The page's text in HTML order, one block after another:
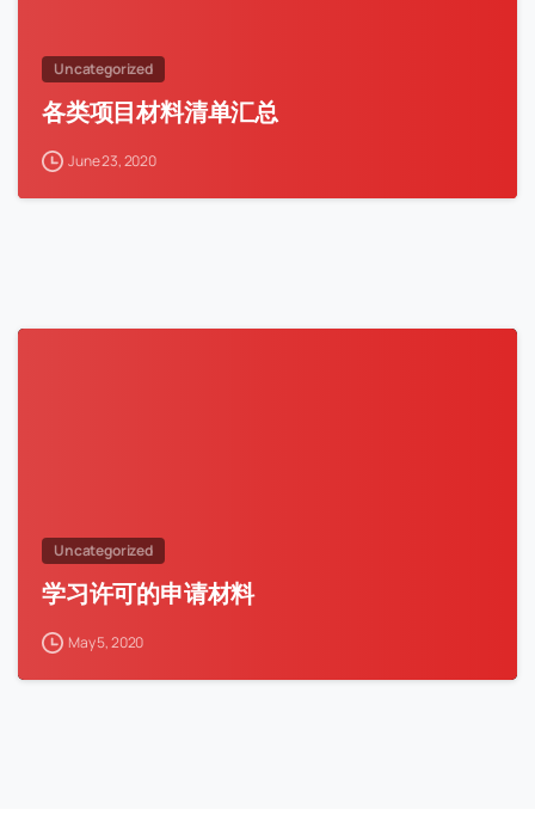
Uncategorized
各类项目材料清单汇总
June 23, 2020
Uncategorized
学习许可的申请材料
May 5, 2020